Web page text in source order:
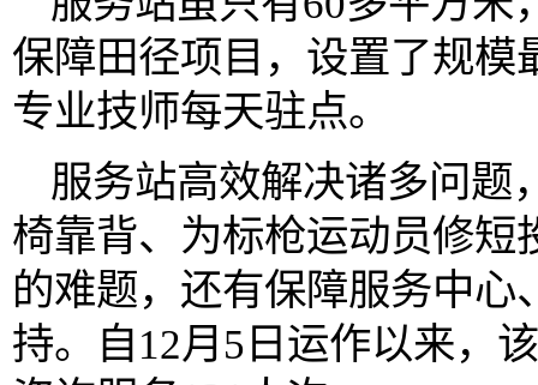
保障田径项目，设置了规模
专业技师每天驻点。
服务站高效解决诸多问题
椅靠背、为标枪运动员修短
的难题，还有保障服务中
持。自12月5日运作以来，